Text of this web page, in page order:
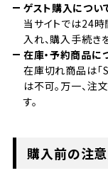
ゲスト購入につい
当サイトでは24
入れ、購入手続き
在庫・予約商品に
在庫切れ商品は「
は不可。万一、注
す。
購入前の注